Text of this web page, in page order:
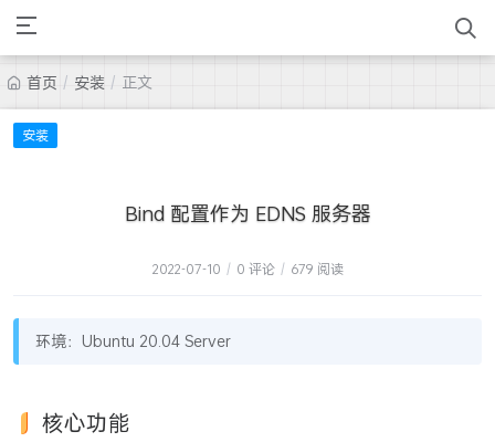
首页 / 安装 / 正文
安装
Bind 配置作为 EDNS 服务器
2022-07-10 / 0 评论 / 679 阅读
环境：Ubuntu 20.04 Server
核心功能